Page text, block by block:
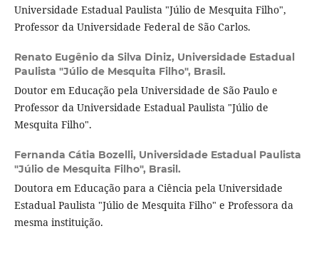
Universidade Estadual Paulista "Júlio de Mesquita Filho",
Professor da Universidade Federal de São Carlos.
Renato Eugênio da Silva Diniz, Universidade Estadual
Paulista "Júlio de Mesquita Filho", Brasil.
Doutor em Educação pela Universidade de São Paulo e
Professor da Universidade Estadual Paulista "Júlio de
Mesquita Filho".
Fernanda Cátia Bozelli, Universidade Estadual Paulista
"Júlio de Mesquita Filho", Brasil.
Doutora em Educação para a Ciência pela Universidade
Estadual Paulista "Júlio de Mesquita Filho" e Professora da
mesma instituição.